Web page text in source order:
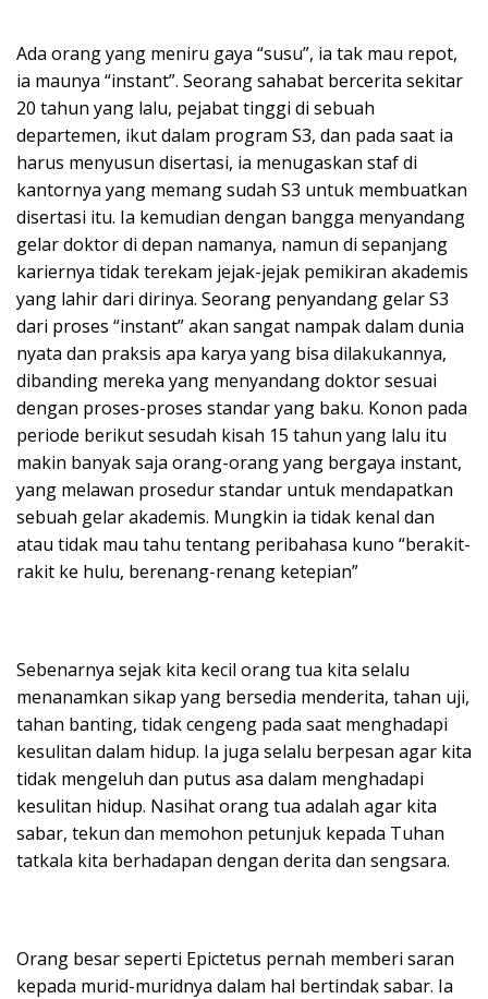
Ada orang yang meniru gaya “susu”, ia tak mau repot,
ia maunya “instant”. Seorang sahabat bercerita sekitar
20 tahun yang lalu, pejabat tinggi di sebuah
departemen, ikut dalam program S3, dan pada saat ia
harus menyusun disertasi, ia menugaskan staf di
kantornya yang memang sudah S3 untuk membuatkan
disertasi itu. Ia kemudian dengan bangga menyandang
gelar doktor di depan namanya, namun di sepanjang
kariernya tidak terekam jejak-jejak pemikiran akademis
yang lahir dari dirinya. Seorang penyandang gelar S3
dari proses “instant” akan sangat nampak dalam dunia
nyata dan praksis apa karya yang bisa dilakukannya,
dibanding mereka yang menyandang doktor sesuai
dengan proses-proses standar yang baku. Konon pada
periode berikut sesudah kisah 15 tahun yang lalu itu
makin banyak saja orang-orang yang bergaya instant,
yang melawan prosedur standar untuk mendapatkan
sebuah gelar akademis. Mungkin ia tidak kenal dan
atau tidak mau tahu tentang peribahasa kuno “berakit-
rakit ke hulu, berenang-renang ketepian”
Sebenarnya sejak kita kecil orang tua kita selalu
menanamkan sikap yang bersedia menderita, tahan uji,
tahan banting, tidak cengeng pada saat menghadapi
kesulitan dalam hidup. Ia juga selalu berpesan agar kita
tidak mengeluh dan putus asa dalam menghadapi
kesulitan hidup. Nasihat orang tua adalah agar kita
sabar, tekun dan memohon petunjuk kepada Tuhan
tatkala kita berhadapan dengan derita dan sengsara.
Orang besar seperti Epictetus pernah memberi saran
kepada murid-muridnya dalam hal bertindak sabar. Ia